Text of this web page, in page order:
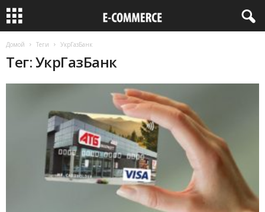
Домой Теги УкрГазБанк
Тег: УкрГазБанк